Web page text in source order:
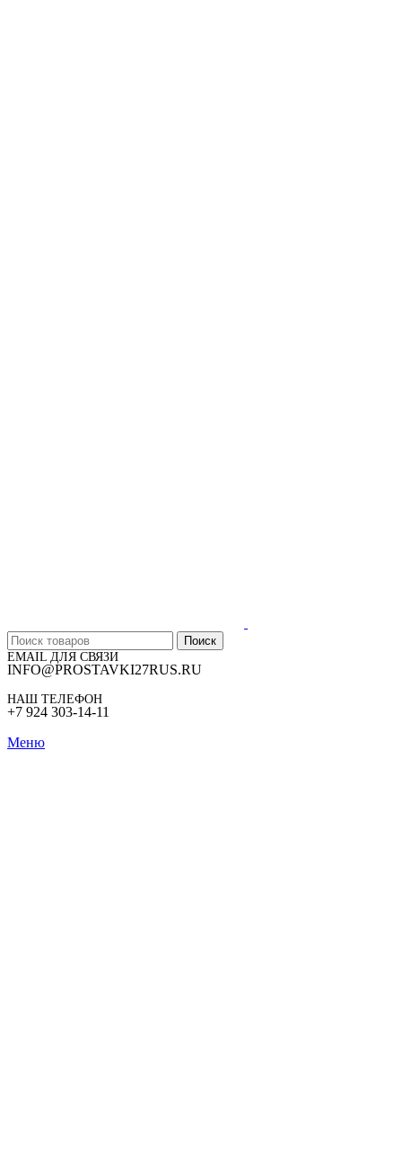
Поиск
EMAIL ДЛЯ СВЯЗИ
INFO@PROSTAVKI27RUS.RU
НАШ ТЕЛЕФОН
+7 924 303-14-11
Меню